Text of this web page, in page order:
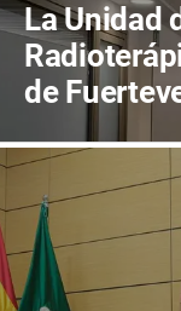
La Unidad
de
de 800
cuatro